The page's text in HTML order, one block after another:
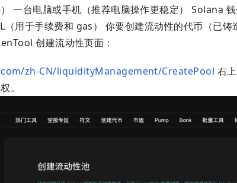
一台电脑或手机（推荐电脑操作更稳定） Solana
（用于手续费和 gas） 你要创建流动性的代币（已
创建流动性页面：
zh-CN/liquidityManagement/CreatePool 右
。